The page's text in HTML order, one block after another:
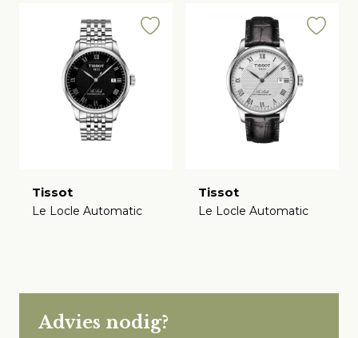
Tissot
Le Locle Automatic
Tissot
Le Locle Automatic
Advies nodig?